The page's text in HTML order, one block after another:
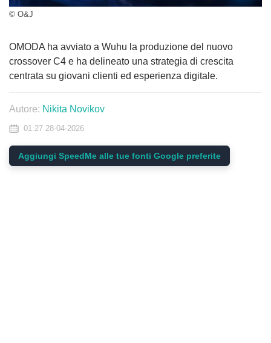
© O&J
OMODA ha avviato a Wuhu la produzione del nuovo
crossover C4 e ha delineato una strategia di crescita
centrata su giovani clienti ed esperienza digitale.
Autore: Nikita Novikov
01:27 28-04-2026
Aggiungi SpeedMe alle tue fonti Google preferite